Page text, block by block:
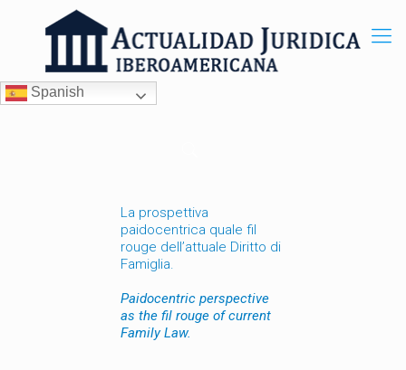
Spanish
La prospettiva
paidocentrica quale fil
rouge dell’attuale Diritto di
Famiglia.
Paidocentric perspective
as the fil rouge of current
Family Law.